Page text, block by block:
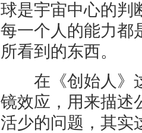
球是宇宙中心的判
每一个人的能力都
所看到的东西。
在《创始人》这
镜效应，用来描述
活少的问题，其实